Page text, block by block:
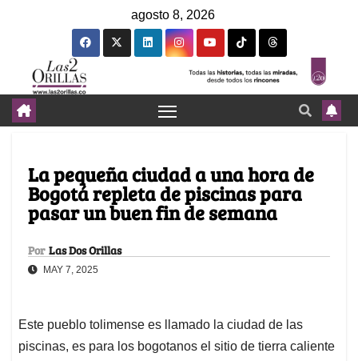
agosto 8, 2026
La pequeña ciudad a una hora de
Bogotá repleta de piscinas para
pasar un buen fin de semana
Por Las Dos Orillas
MAY 7, 2025
Este pueblo tolimense es llamado la ciudad de las
piscinas, es para los bogotanos el sitio de tierra caliente